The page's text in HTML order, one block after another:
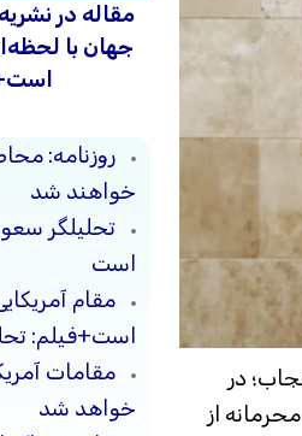
در
از
مقاله در
جهان با
روزنامه:
خواهند شد
تحلیلگر
است
مقام
است+فیلم:
مقامات
خواهد شد